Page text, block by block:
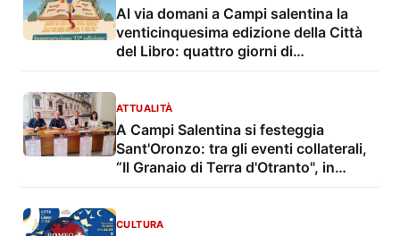
Al via domani a Campi salentina la
venticinquesima edizione della Città
del Libro: quattro giorni di
ATTUALITÀ
A Campi Salentina si festeggia
Sant'Oronzo: tra gli eventi collaterali,
“Il Granaio di Terra d'Otranto", in
CULTURA